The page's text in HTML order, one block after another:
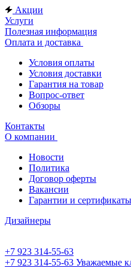
Акции
Услуги
Полезная информация
Оплата и доставка
Условия оплаты
Условия доставки
Гарантия на товар
Вопрос-ответ
Обзоры
Контакты
О компании
Новости
Политика
Договор оферты
Вакансии
Гарантии и сертификаты
Дизайнеры
+7 923 314-55-63
+7 923 314-55-63 Уважаемые